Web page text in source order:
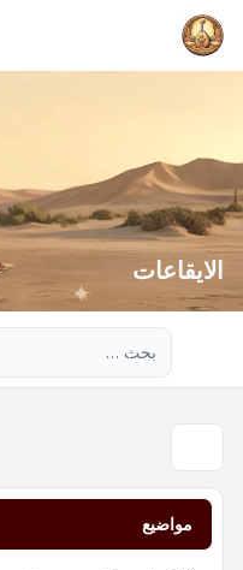
الايقاعات
مواضيع